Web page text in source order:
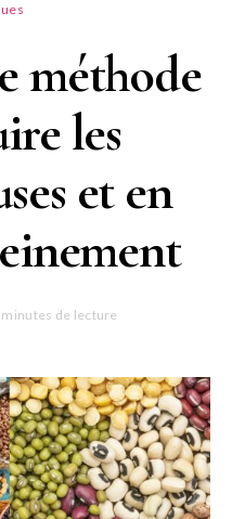
méthode
les
et en
minutes de lecture